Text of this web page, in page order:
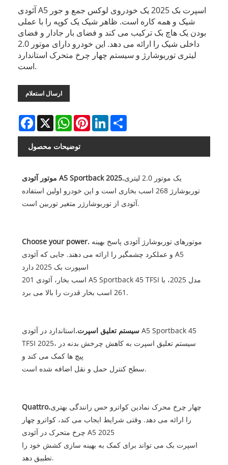
آئودی A5 اسپرت بک 2025 یک خودروی لوکس جمع و جور
شیک و همه کاره است. ظاهر شیک یک کوپه را با عملی
بودن یک هاچ بک ترکیب می کند و فضای بار جادار و فضای
داخلی شیک را ارائه می دهد. این خودرو دارای موتور 2.0
لیتری توربوشارژ و سیستم چهار چرخ متحرک استاندارد
است.
ارسال استعلام
Facebook
X WhatsAppPinterestLinkedIn
توضیحات محصول
موتور آئودی A5 Sportback 2025.یک موتور 2.0 لیتری
توربوشارژ 268 اسب بخاری است و این خودرو اولین استفاده
آئودی از توربوشارژر متغیر توربین است.
Choose your power. موتورهای توربوشارژ آئودی پاسخ بهینه
و عملکرد چشمگیر را ارائه می دهند. جایی که آئودی A5
201 اسب بخار، آئودی A5 Sportback 45 TFSI مدل 2025، با
261 اسب بخار قدرت را بالا می برد.
سیستم تعلیق اسپرت.استاندارد در آئودی A5 Sportback 45
TFSI 2025، سیستم تعلیق اسپرت به کاهش چرخش بدنه در
سطح کنترل حمل و نقل اضافه شده است.
Quattro.چهار چرخ محرک نمادین کواترو حس رانندگی بهتری
را ارائه می دهد. وقتی شرایط ایجاب می کند، کواترو چهار
چرخ متحرک در آئودی A5 2025
اسپرت بک می تواند برای کمک به بهینه سازی کشش خود را
تطبیق دهد.